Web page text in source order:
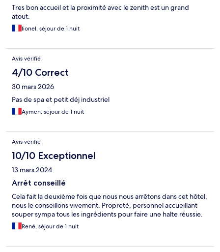
Tres bon accueil et la proximité avec le zenith est un grand
atout.
lionel, séjour de 1 nuit
Avis vérifié
4/10 Correct
30 mars 2026
Pas de spa et petit déj industriel
Aymen, séjour de 1 nuit
Avis vérifié
10/10 Exceptionnel
13 mars 2024
Arrêt conseillé
Cela fait la deuxième fois que nous nous arrêtons dans cet hôtel,
nous le conseillons vivement. Propreté, personnel accueillant
souper sympa tous les ingrédients pour faire une halte réussie.
René, séjour de 1 nuit